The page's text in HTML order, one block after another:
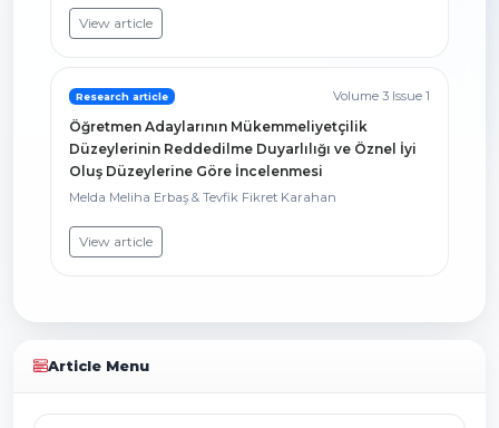
View article
Research article Volume 3 Issue 1
Öğretmen Adaylarının Mükemmeliyetçilik
Düzeylerinin Reddedilme Duyarlılığı ve Öznel İyi
Oluş Düzeylerine Göre İncelenmesi
Melda Meliha Erbaş & Tevfik Fikret Karahan
View article
Article Menu